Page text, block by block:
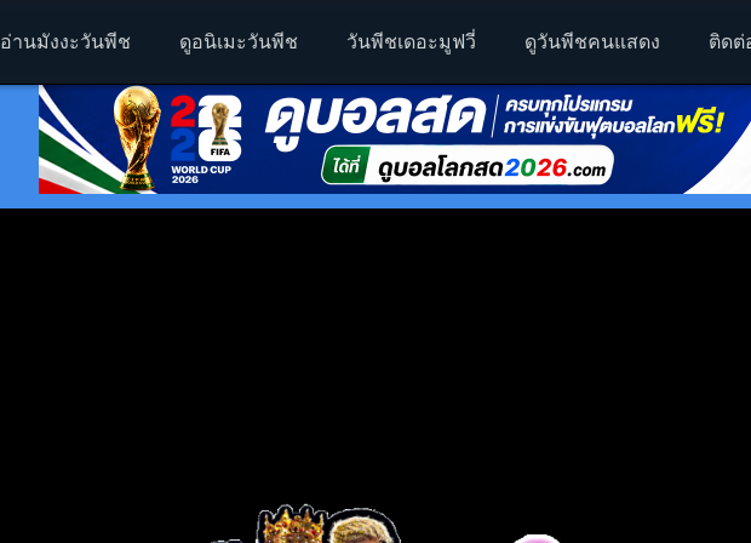
อ่านมังงะวันพีช ดูอนิเมะวันพีช วันพีชเดอะมูฟวี่ ดูวันพีชคนแสดง ติดต่